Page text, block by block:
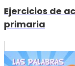
Ejercicios de
primaria